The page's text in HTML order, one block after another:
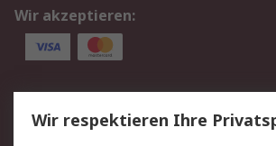
Wir akzeptieren:
Service
Value Added Services
Wir respektieren Ihre